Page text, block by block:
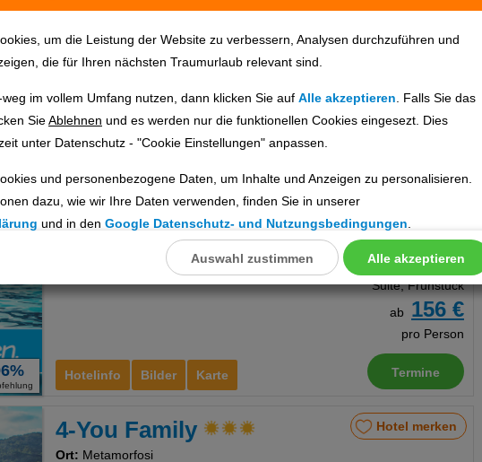
um die Leistung der Website zu verbessern, Analysen durchzuführen und
die für Ihren nächsten Traumurlaub relevant sind.
im vollem Umfang nutzen, dann klicken Sie auf Alle akzeptieren . Falls Sie das
SieAblehnen und es werden nur die funktionellen Cookies eingesezt. Dies
unter Datenschutz - "Cookie Einstellungen" anpassen.
und personenbezogene Daten, um Inhalte und Anzeigen zu personalisieren.
dazu, wie wir Ihre Daten verwenden, finden Sie in unserer
und in den Google Datenschutz- und Nutzungsbedingungen
Alle akzeptieren
Auswahl zustimmen
Hotelinfo Bilder Karte
7 Tage
Hotelinfo Bilder Karte
4-You Boutique Hotel
Chalkidiki, Griechenland Festland
7 Tage
Suite, Frühstück
ab
156 €
pro Person
Termine
4-You Family
Ort: Metamorfosi
Hotel merken